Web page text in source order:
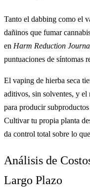
Tanto el dabbing como el
dañinos que fumar
en Harm Reduction
puntuaciones de síntomas
El vaping de hierba seca
aditivos, sin solventes, y el
para producir
Cultivar tu propia planta
da control total sobre lo
Análisis de
Largo Plazo